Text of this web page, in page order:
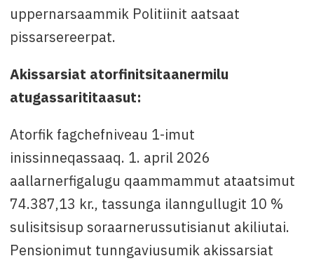
uppernarsaammik Politiinit aatsaat
pissarsereerpat.
Akissarsiat atorfinitsitaanermilu
atugassarititaasut:
Atorfik fagchefniveau 1-imut
inissinneqassaaq. 1. april 2026
aallarnerfigalugu qaammammut ataatsimut
74.387,13 kr., tassunga ilanngullugit 10 %
sulisitsisup soraarnerussutisianut akiliutai.
Pensionimut tunngaviusumik akissarsiat